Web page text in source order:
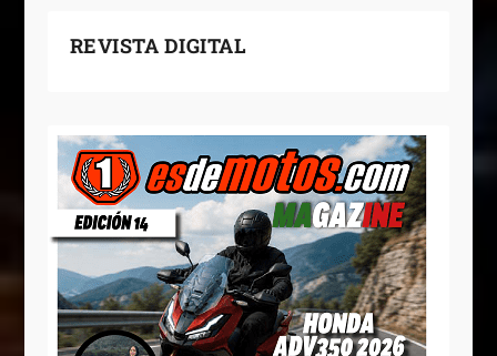
REVISTA DIGITAL